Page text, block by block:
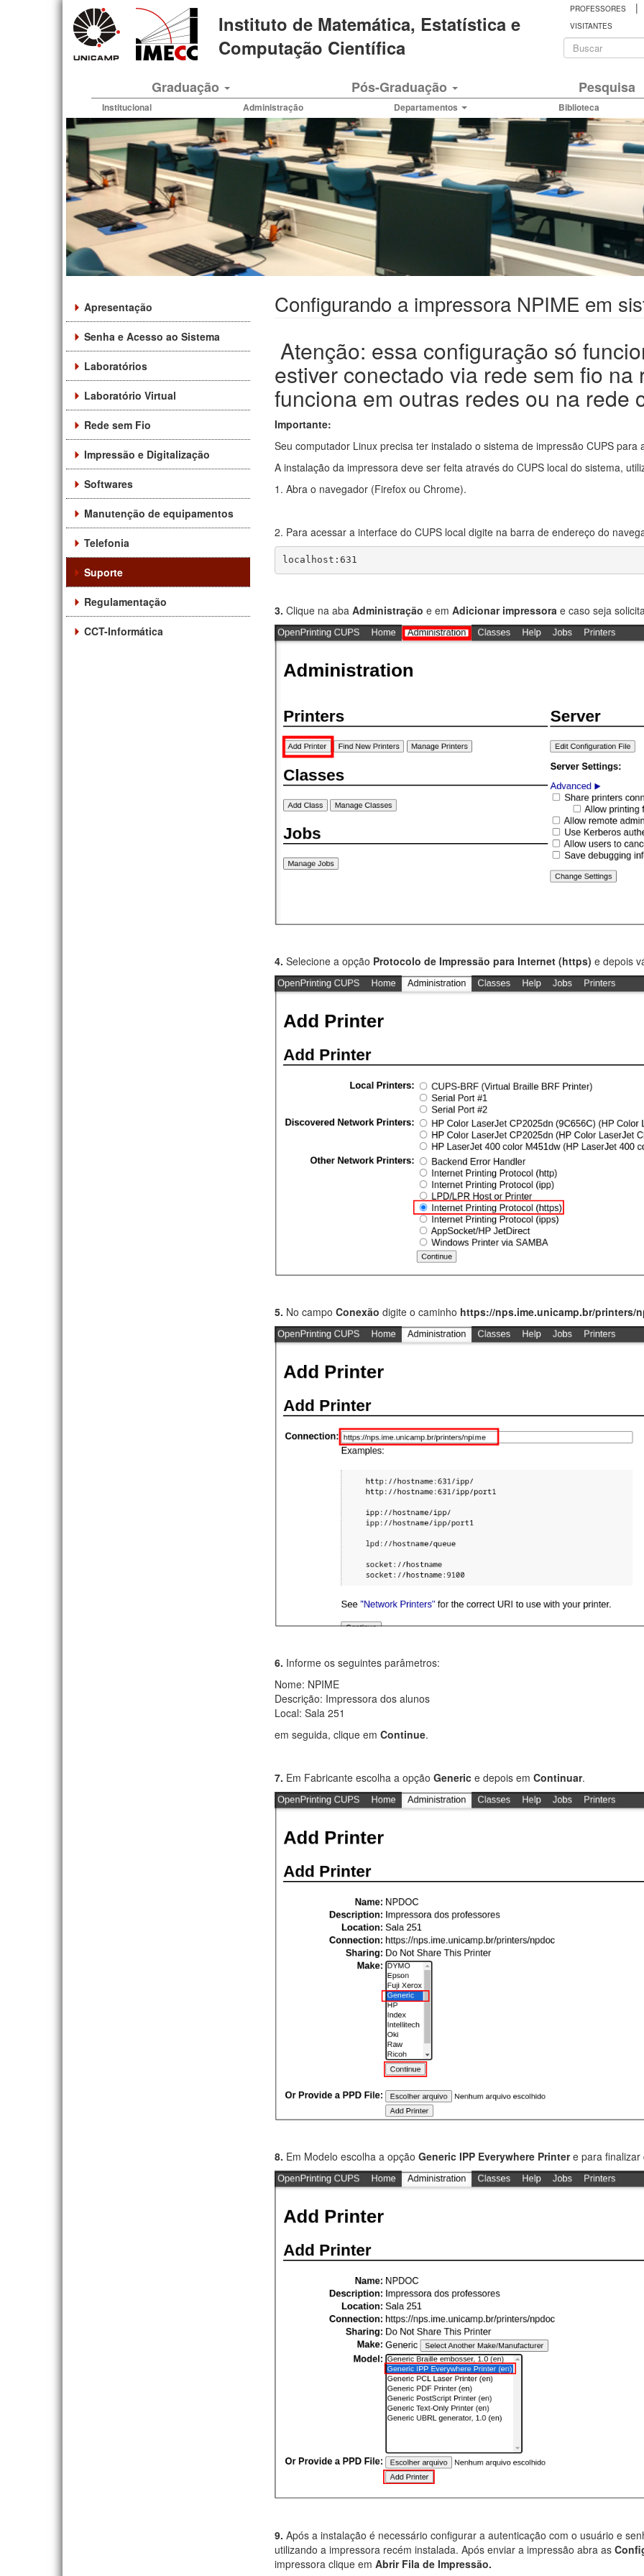
Instituto de Matemática, Estatística e
Computação Científica
PROFESSORES |
VISITANTES
busca
Graduação Pós-Graduação Pesquisa
Institucional Administração Departamentos Biblioteca
Apresentação
Senha e Acesso ao Sistema
Laboratórios
Laboratório Virtual
Rede sem Fio
Impressão e Digitalização
Softwares
Manutenção de equipamentos
Telefonia
Suporte
Regulamentação
CCT-Informática
Configurando a impressora NPIME em
Atenção: essa configuração só
estiver conectado via rede sem fio na
funciona em outras redes ou na rede
Importante:
Seu computador Linux precisa ter instalado o sistema de impressão CUPS para
A instalação da impressora deve ser feita através do CUPS local do sistema,
1. Abra o navegador (Firefox ou Chrome).
2. Para acessar a interface do CUPS local digite na barra de endereço do
localhost:631
3. Clique na aba Administração e em Adicionar impressora e caso seja
4. Selecione a opção Protocolo de Impressão para Internet (https) e depois
5. No campo Conexão digite o caminho https://nps.ime.unicamp.br/printers/
6. Informe os seguintes parâmetros:
Nome: NPIME
Descrição: Impressora dos alunos
Local: Sala 251
em seguida, clique em Continue.
7. Em Fabricante escolha a opção Generic e depois em Continuar.
8. Em Modelo escolha a opção Generic IPP Everywhere Printere para finalizar
9. Após a instalação é necessário configurar a autenticação com o usuário e
utilizando a impressora recém instalada. Após enviar a impressão abra as
impressora clique em Abrir Fila de Impressão.